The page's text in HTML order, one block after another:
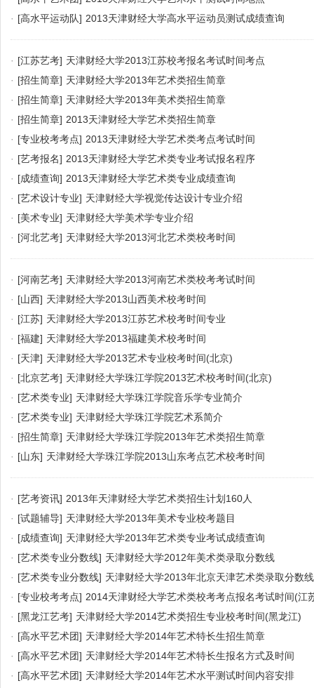
· [高水平运动队] 2013天津财经大学高水平运动员测试成绩查询
· [江苏艺考] 天津财经大学2013江苏校考报名考试时间考点
· [招生简章] 天津财经大学2013年艺术类招生简章
· [招生简章] 天津财经大学2013年美术类招生简章
· [招生简章] 2013天津财经大学艺术类招生简章
· [专业校考考点] 2013天津财经大学艺术类考点考试时间
· [艺考报名] 2013天津财经大学艺术类专业考试报名程序
· [成绩查询] 2013天津财经大学艺术类专业成绩查询
· [艺术设计专业] 天津财经大学视觉传达设计专业介绍
· [美术专业] 天津财经大学美术学专业介绍
· [河北艺考] 天津财经大学2013河北艺术类校考时间
· [河南艺考] 天津财经大学2013河南艺术类校考考试时间
· [山西] 天津财经大学2013山西美术校考时间
· [江苏] 天津财经大学2013江苏艺术校考时间专业
· [福建] 天津财经大学2013福建美术校考时间
· [天津] 天津财经大学2013艺术专业校考时间(北京)
· [北京艺考] 天津财经大学珠江学院2013艺术校考时间(北京)
· [艺术类专业] 天津财经大学珠江学院音乐学专业简介
· [艺术类专业] 天津财经大学珠江学院艺术系简介
· [招生简章] 天津财经大学珠江学院2013年艺术类招生简章
· [山东] 天津财经大学珠江学院2013山东考点艺术校考时间
· [艺考资讯] 2013年天津财经大学艺术类招生计划160人
· [试题辅导] 天津财经大学2013年美术专业校考题目
· [成绩查询] 天津财经大学2013年艺术类专业考试成绩查询
· [艺术类专业分数线] 天津财经大学2012年美术类录取分数线
· [艺术类专业分数线] 天津财经大学2013年北京天津艺术类录取分数线
· [专业校考考点] 2014天津财经大学艺术类校考考点报名考试时间(江
· [黑龙江艺考] 天津财经大学2014艺术类招生专业校考时间(黑龙江)
· [高水平艺术团] 天津财经大学2014年艺术特长生招生简章
· [高水平艺术团] 天津财经大学2014年艺术特长生报名方式及时间
· [高水平艺术团] 天津财经大学2014年艺术水平测试时间内容安排